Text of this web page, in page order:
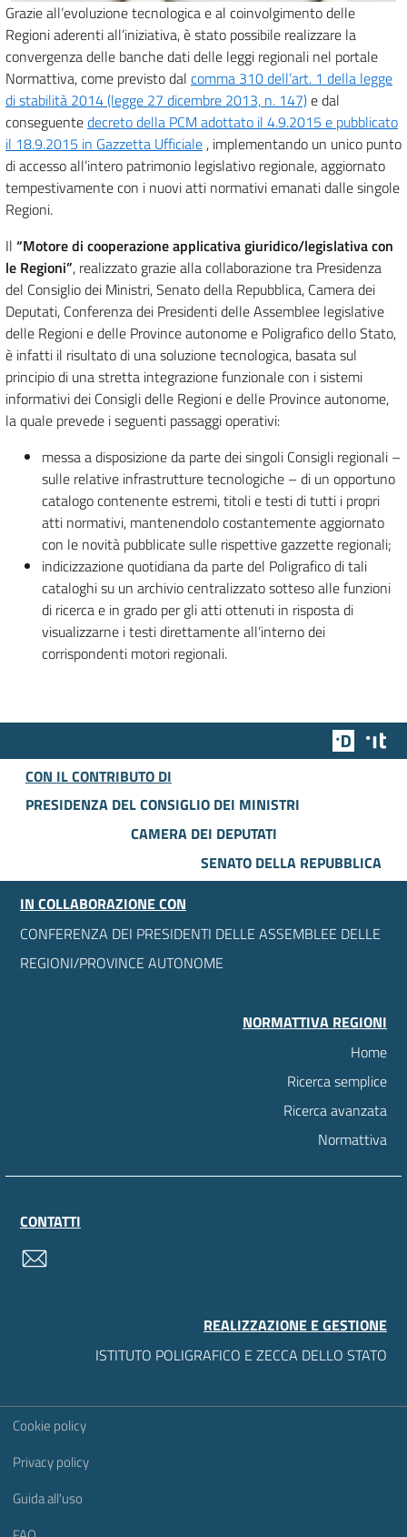
Grazie all’evoluzione tecnologica e al coinvolgimento delle
Regioni aderenti all’iniziativa, è stato possibile realizzare la
convergenza delle banche dati delle leggi regionali nel portale
Normattiva, come previsto dal comma 310 dell’art. 1 della legge
di stabilità 2014 (legge 27 dicembre 2013, n. 147)e dal
conseguentedecreto della PCM adottato il 4.9.2015 e pubblicato
il 18.9.2015 in Gazzetta Ufficiale , implementando un unico punto
di accesso all’intero patrimonio legislativo regionale, aggiornato
tempestivamente con i nuovi atti normativi emanati dalle singole
Regioni.
Il “Motore di cooperazione applicativa giuridico/legislativa con
le Regioni”, realizzato grazie alla collaborazione tra Presidenza
del Consiglio dei Ministri, Senato della Repubblica, Camera dei
Deputati, Conferenza dei Presidenti delle Assemblee legislative
delle Regioni e delle Province autonome e Poligrafico dello Stato,
è infatti il risultato di una soluzione tecnologica, basata sul
principio di una stretta integrazione funzionale con i sistemi
informativi dei Consigli delle Regioni e delle Province autonome,
la quale prevede i seguenti passaggi operativi:
messa a disposizione da parte dei singoli Consigli regionali –
sulle relative infrastrutture tecnologiche – di un opportuno
catalogo contenente estremi, titoli e testi di tutti i propri
atti normativi, mantenendolo costantemente aggiornato
con le novità pubblicate sulle rispettive gazzette regionali;
indicizzazione quotidiana da parte del Poligrafico di tali
cataloghi su un archivio centralizzato sotteso alle funzioni
di ricerca e in grado per gli atti ottenuti in risposta di
visualizzarne i testi direttamente all’interno dei
corrispondenti motori regionali.
Team
CON IL CONTRIBUTO DI
PRESIDENZA DEL CONSIGLIO DEI MINISTRI
CAMERA DEI DEPUTATI
SENATO DELLA REPUBBLICA
IN COLLABORAZIONE CON
CONFERENZA DEI PRESIDENTI DELLE ASSEMBLEE DELLE
REGIONI/PROVINCE AUTONOME
NORMATTIVA REGIONI
Home
Ricerca semplice
Ricerca avanzata
Normattiva
CONTATTI
REALIZZAZIONE E GESTIONE
ISTITUTO POLIGRAFICO E ZECCA DELLO STATO
Sezione Link Utili
Cookie policy
Privacy policy
Guida all'uso